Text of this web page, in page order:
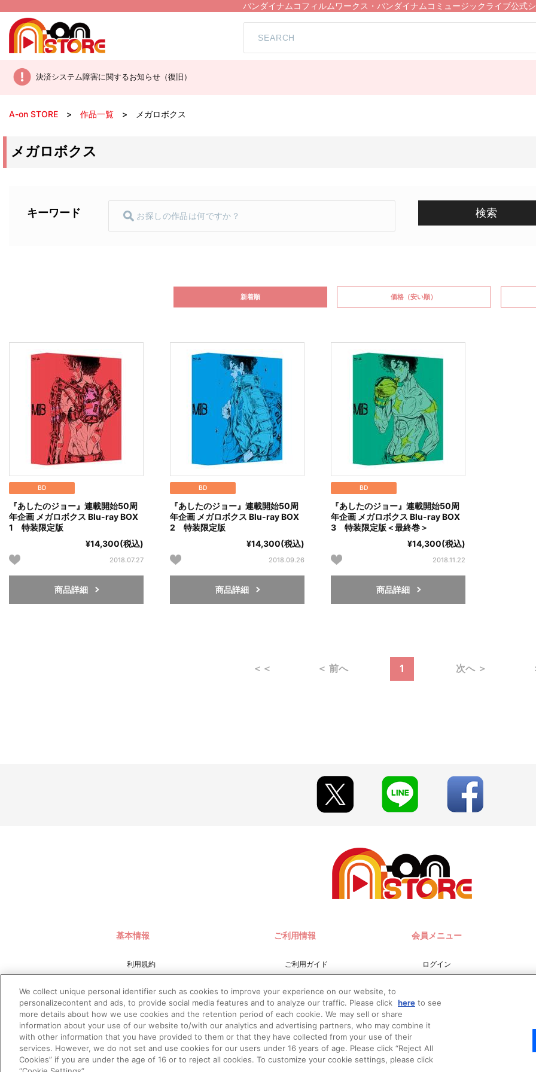
バンダイナムコフィルムワークス・バンダイナムコミュージックライブ公式
決済システム障害に関するお知らせ（復旧）
A-on STORE 作品一覧 メガロボクス
メガロボクス
キーワード 検索
新着順 価格 （安い順）
BD
『あしたのジョー』連載開始50周
年企画 メガロボクス Blu-ray BOX
1 特装限定版
¥14,300(税込)
2018.07.27
商品詳細
BD
『あしたのジョー』連載開始50周
年企画 メガロボクス Blu-ray BOX
2 特装限定版
¥14,300(税込)
2018.09.26
商品詳細
BD
『あしたのジョー』連載開始50周
年企画 メガロボクス Blu-ray BOX
3 特装限定版＜最終巻＞
¥14,300(税込)
2018.11.22
商品詳細
＜＜ ＜ 前へ 1 次へ ＞
基本情報
利用規約
プライバシーポリシー
プライバシーオプション
会社概要
ご利用情報
ご利用ガイド
お問い合わせ
推奨環境
Do Not Sell or Share My
Personal Information
会員メニュー
ログイン
新規会員登録
We collect unique personal identifier such as cookies to improve your experience on our website, to
personalizecontent and ads, to provide social media features and to analyze our traffic. Please click here to see
more details about how we use cookies and the retention period of each cookie. We may sell or share
information about your use of our website to/with our analytics and advertising partners, who may combine it
with other information that you have provided to them or that they have collected from your use of their
services. However, we do not set and use cookies for our users under 16 years of age. Please click “Reject All
Cookies” if you are under the age of 16 or to reject all cookies. To customize your cookie settings, please click